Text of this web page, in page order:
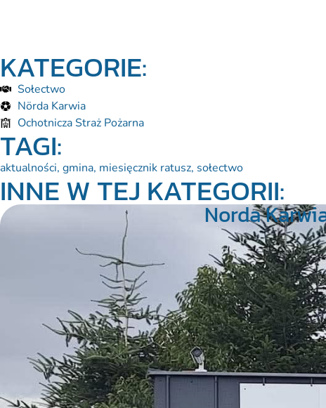
KATEGORIE:
Sołectwo
Nörda Karwia
Ochotnicza Straż Pożarna
TAGI:
aktualności, gmina, miesięcznik ratusz, sołectwo
INNE W TEJ KATEGORII:
Norda